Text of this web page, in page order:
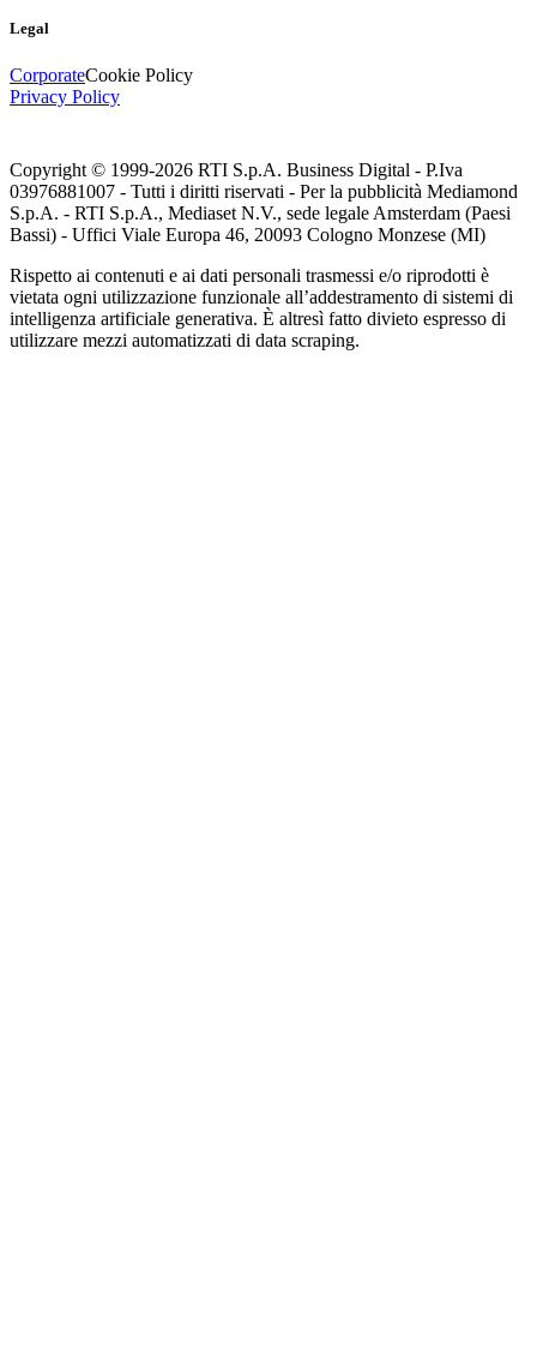
Legal
CorporateCookie Policy
Privacy Policy
Copyright © 1999-2026 RTI S.p.A. Business Digital - P.Iva
03976881007 - Tutti i diritti riservati - Per la pubblicità Mediamond
S.p.A. - RTI S.p.A., Mediaset N.V., sede legale Amsterdam (Paesi
Bassi) - Uffici Viale Europa 46, 20093 Cologno Monzese (MI)
Rispetto ai contenuti e ai dati personali trasmessi e/o riprodotti è
vietata ogni utilizzazione funzionale all’addestramento di sistemi di
intelligenza artificiale generativa. È altresì fatto divieto espresso di
utilizzare mezzi automatizzati di data scraping.